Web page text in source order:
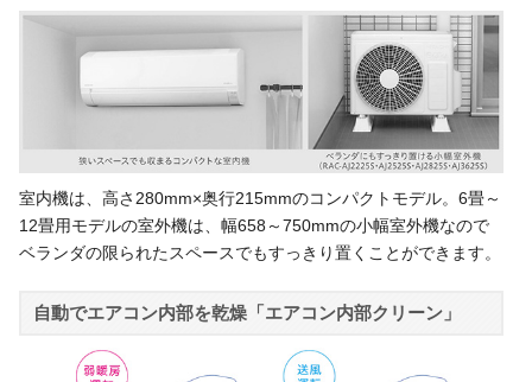
室内機は、高さ280mm×奥行215mmのコンパクトモデル。6畳～
12畳用モデルの室外機は、幅658～750mmの小幅室外機なので
ベランダの限られたスペースでもすっきり置くことができます。
自動でエアコン内部を乾燥「エアコン内部クリーン」